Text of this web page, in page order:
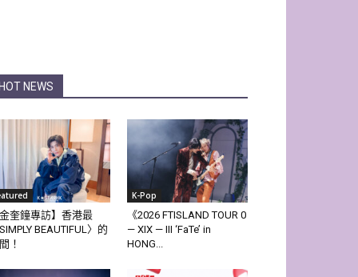
HOT NEWS
金奎鐘專訪】香港最
SIMPLY BEAUTIFUL〉的
！
K-Pop
《2026 FTISLAND TOUR 0
— XIX — III ‘FaTe’ in
HONG...